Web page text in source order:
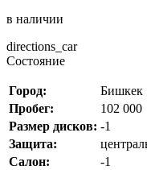
в наличии
directions_car
Состояние
Город:
Бишкек
Пробег:
102 000
Размер дисков: -1
Защита:
Салон:
-1